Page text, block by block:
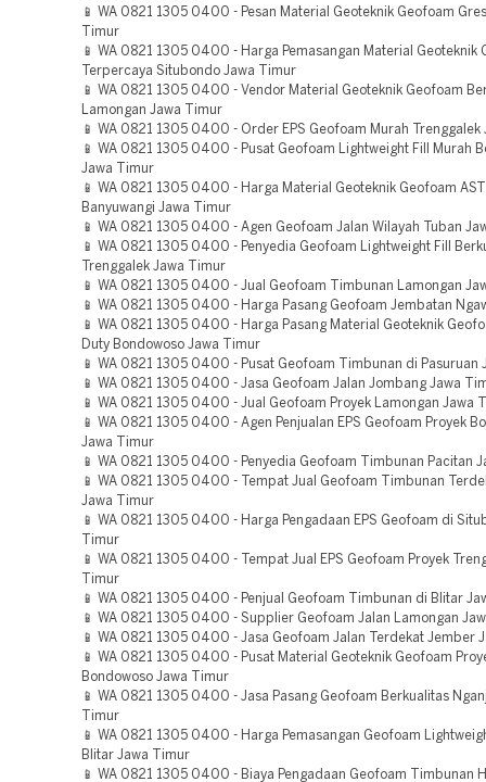
📱 WA 0821 1305 0400 - Pesan Material Geoteknik Geofoam
Timur
📱 WA 0821 1305 0400 - Harga Pemasangan Material Geoteknik
Terpercaya Situbondo Jawa Timur
📱 WA 0821 1305 0400 - Vendor Material Geoteknik Geofoam
Lamongan Jawa Timur
📱 WA 0821 1305 0400 - Order EPS Geofoam Murah Trenggalek
📱 WA 0821 1305 0400 - Pusat Geofoam Lightweight Fill Murah
Jawa Timur
📱 WA 0821 1305 0400 - Harga Material Geoteknik Geofoam
Banyuwangi Jawa Timur
📱 WA 0821 1305 0400 - Agen Geofoam Jalan Wilayah Tuban
📱 WA 0821 1305 0400 - Penyedia Geofoam Lightweight Fill
Trenggalek Jawa Timur
📱 WA 0821 1305 0400 - Jual Geofoam Timbunan Lamongan
📱 WA 0821 1305 0400 - Harga Pasang Geofoam Jembatan
📱 WA 0821 1305 0400 - Harga Pasang Material Geoteknik
Duty Bondowoso Jawa Timur
📱 WA 0821 1305 0400 - Pusat Geofoam Timbunan di Pasuruan
📱 WA 0821 1305 0400 - Jasa Geofoam Jalan Jombang Jawa
📱 WA 0821 1305 0400 - Jual Geofoam Proyek Lamongan Jawa
📱 WA 0821 1305 0400 - Agen Penjualan EPS Geofoam Proyek
Jawa Timur
📱 WA 0821 1305 0400 - Penyedia Geofoam Timbunan Pacitan
📱 WA 0821 1305 0400 - Tempat Jual Geofoam Timbunan
Jawa Timur
📱 WA 0821 1305 0400 - Harga Pengadaan EPS Geofoam di
Timur
📱 WA 0821 1305 0400 - Tempat Jual EPS Geofoam Proyek
Timur
📱 WA 0821 1305 0400 - Penjual Geofoam Timbunan di Blitar
📱 WA 0821 1305 0400 - Supplier Geofoam Jalan Lamongan
📱 WA 0821 1305 0400 - Jasa Geofoam Jalan Terdekat Jember
📱 WA 0821 1305 0400 - Pusat Material Geoteknik Geofoam
Bondowoso Jawa Timur
📱 WA 0821 1305 0400 - Jasa Pasang Geofoam Berkualitas
Timur
📱 WA 0821 1305 0400 - Harga Pemasangan Geofoam
Blitar Jawa Timur
📱 WA 0821 1305 0400 - Biaya Pengadaan Geofoam Timbunan